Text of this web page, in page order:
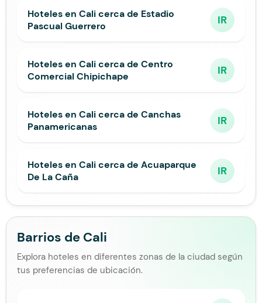
Hoteles en Cali cerca de Estadio
Pascual Guerrero
IR
Hoteles en Cali cerca de Centro
Comercial Chipichape
IR
Hoteles en Cali cerca de Canchas
Panamericanas
IR
Hoteles en Cali cerca de Acuaparque
De La Caña
IR
Barrios de Cali
Explora hoteles en diferentes zonas de la ciudad según
tus preferencias de ubicación.